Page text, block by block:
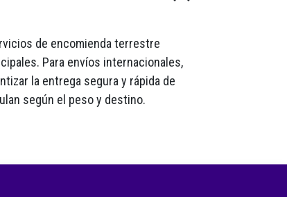
de encomienda terrestre
Para envíos internacionales,
la entrega segura y rápida de
según el peso y destino.